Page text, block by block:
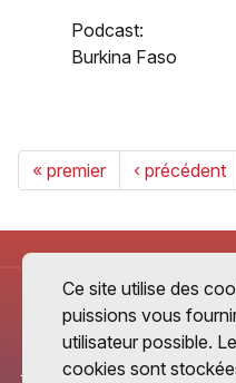
Podcast:
Burkina Faso
« premier ‹ précédent
Ce site utilise des
puissions vous
utilisateur possible.
cookies sont